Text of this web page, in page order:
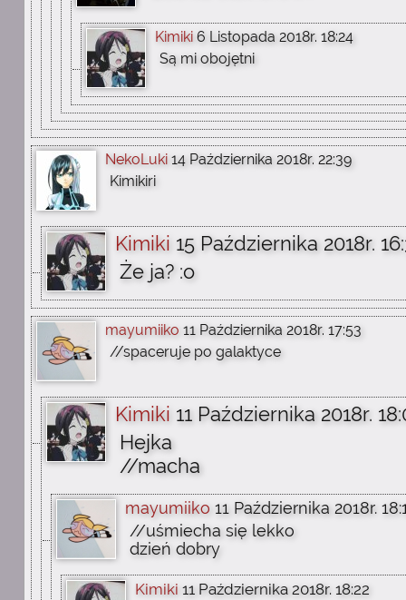
Kimiki 6 Listopada 2018r. 18:24
Są mi obojętni
NekoLuki 14 Października 2018r. 22:39
Kimikiri
Kimiki 15 Października 2018r.
Że ja? :o
mayumiiko 11 Października 2018r. 17:53
//spaceruje po galaktyce
Kimiki 11 Października 2018r.
Hejka
//macha
mayumiiko 11 Października 2018r.
//uśmiecha się lekko
dzień dobry
Kimiki 11 Października 2018r. 18:22